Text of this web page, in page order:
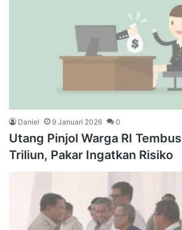
Daniel 9 Januari 2026 0
Utang Pinjol Warga RI
Triliun, Pakar Ingatkan Risiko